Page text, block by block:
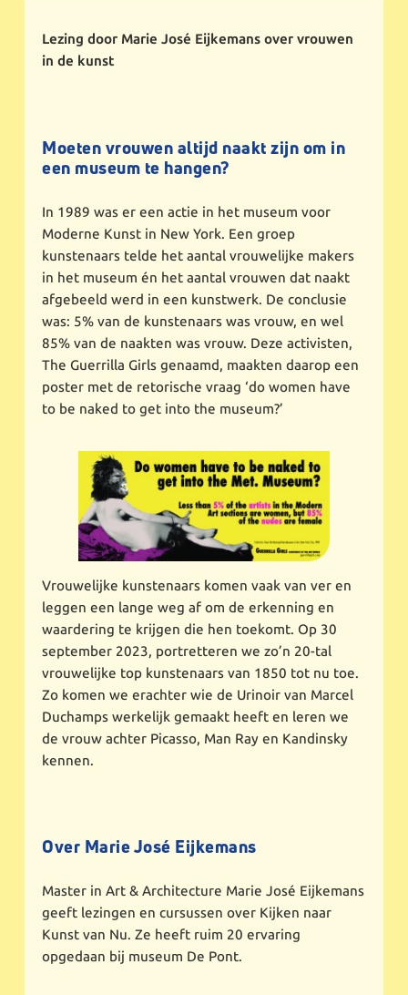
Lezing door Marie José Eijkemans over vrouwen
in de kunst
Moeten vrouwen altijd naakt zijn om in
een museum te hangen?
In 1989 was er een actie in het museum voor
Moderne Kunst in New York. Een groep
kunstenaars telde het aantal vrouwelijke makers
in het museum én het aantal vrouwen dat naakt
afgebeeld werd in een kunstwerk. De conclusie
was: 5% van de kunstenaars was vrouw, en wel
85% van de naakten was vrouw. Deze activisten,
The Guerrilla Girls genaamd, maakten daarop een
poster met de retorische vraag ‘do women have
to be naked to get into the museum?’
Vrouwelijke kunstenaars komen vaak van ver en
leggen een lange weg af om de erkenning en
waardering te krijgen die hen toekomt. Op 30
september 2023, portretteren we zo’n 20-tal
vrouwelijke top kunstenaars van 1850 tot nu toe.
Zo komen we erachter wie de Urinoir van Marcel
Duchamps werkelijk gemaakt heeft en leren we
de vrouw achter Picasso, Man Ray en Kandinsky
kennen.
Over Marie José Eijkemans
Master in Art & Architecture Marie José Eijkemans
geeft lezingen en cursussen over Kijken naar
Kunst van Nu. Ze heeft ruim 20 ervaring
opgedaan bij museum De Pont.